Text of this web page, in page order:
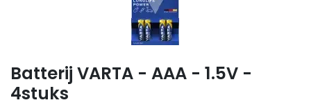
Batterij VARTA - AAA - 1.5V -
4stuks